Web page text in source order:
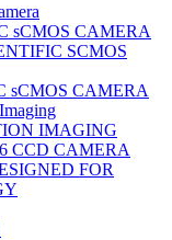
sCMOS CAMERA
SCMOS
sCMOS CAMERA
IMAGING
CCD CAMERA
FOR